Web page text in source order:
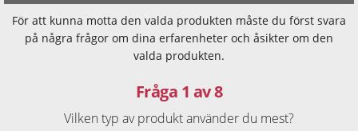
För att kunna motta den valda produkten måste du först svara
på några frågor om dina erfarenheter och åsikter om den
valda produkten.
Fråga 1 av 8
Vilken typ av produkt använder du mest?